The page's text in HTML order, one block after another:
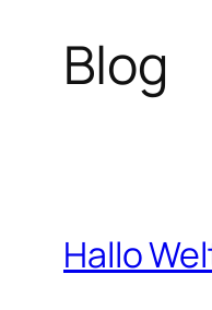
Blog
Hallo